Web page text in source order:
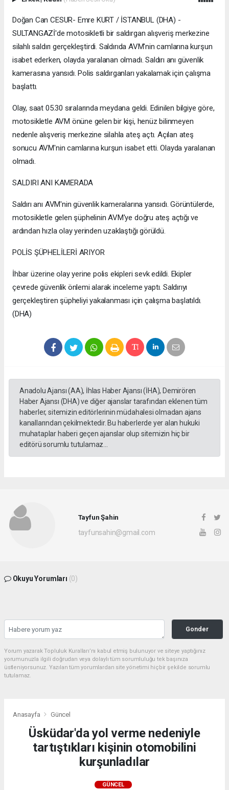
Doğan Can CESUR- Emre KURT / İSTANBUL (DHA) -
SULTANGAZİ'de motosikletli bir saldırgan alışveriş merkezine
silahlı saldırı gerçekleştirdi. Saldırıda AVM'nin camlarına kurşun
isabet ederken, olayda yaralanan olmadı. Saldırı anı güvenlik
kamerasına yansıdı. Polis saldırganları yakalamak için çalışma
başlattı.
Olay, saat 05.30 sıralarında meydana geldi. Edinilen bilgiye göre,
motosikletle AVM önüne gelen bir kişi, henüz bilinmeyen
nedenle alışveriş merkezine silahla ateş açtı. Açılan ateş
sonucu AVM'nin camlarına kurşun isabet etti. Olayda yaralanan
olmadı.
SALDIRI ANI KAMERADA
Saldırı anı AVM'nin güvenlik kameralarına yansıdı. Görüntülerde,
motosikletle gelen şüphelinin AVM'ye doğru ateş açtığı ve
ardından hızla olay yerinden uzaklaştığı görüldü.
POLİS ŞÜPHELİLERİ ARIYOR
İhbar üzerine olay yerine polis ekipleri sevk edildi. Ekipler
çevrede güvenlik önlemi alarak inceleme yaptı. Saldırıyı
gerçekleştiren şüpheliyi yakalanması için çalışma başlatıldı.
(DHA)
Anadolu Ajansı (AA), İhlas Haber Ajansı (İHA), Demirören
Haber Ajansı (DHA) ve diğer ajanslar tarafından eklenen tüm
haberler, sitemizin editörlerinin müdahalesi olmadan ajans
kanallarından çekilmektedir. Bu haberlerde yer alan hukuki
muhataplar haberi geçen ajanslar olup sitemizin hiç bir
editörü sorumlu tutulamaz...
Tayfun Şahin
tayfunsahin@gmail.com
Okuyu Yorumları (0)
Gonder
Yorum yazarak Topluluk Kuralları’nı kabul etmiş bulunuyor ve siteye yaptığınız
yorumunuzla ilgili doğrudan veya dolaylı tüm sorumluluğu tek başınıza
üstleniyorsunuz. Yazılan tüm yorumlardan site yönetimi hiçbir şekilde sorumlu
tutulamaz.
Anasayfa Güncel
Üsküdar'da yol verme nedeniyle
tartıştıkları kişinin otomobilini
kurşunladılar
GÜNCEL